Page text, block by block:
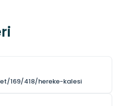
gerek olmaksızın
169/418/hereke-kalesi